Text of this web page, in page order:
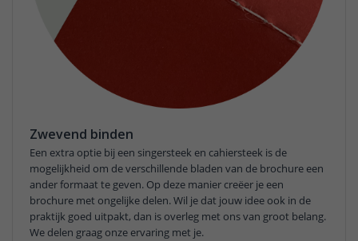
Zwevend binden
Een extra optie bij een singersteek en cahiersteek is de
mogelijkheid om de verschillende bladen van de brochure een
ander formaat te geven. Op deze manier creëer je een
brochure met ongelijke delen. Wil je dat jouw idee ook in de
praktijk goed uitpakt, dan is overleg met ons van groot belang.
We delen graag onze ervaring met je.